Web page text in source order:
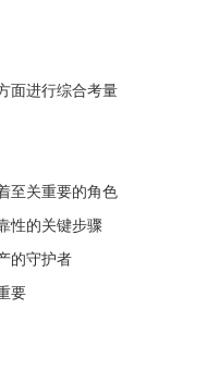
面进行综合考量
至关重要的角色
性的关键步骤
的守护者
要